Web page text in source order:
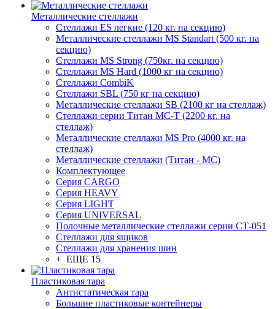
Металлические стеллажи
Стеллажи ES легкие (120 кг. на секцию)
Металлические стеллажи MS Standart (500 кг. на
секцию)
Стеллажи MS Strong (750кг. на секцию)
Стеллажи MS Hard (1000 кг на секцию)
Стеллажи CombiK
Стеллажи SBL (750 кг на секцию)
Металлические стеллажи SB (2100 кг на стеллаж)
Стеллажи серии Титан МС-Т (2200 кг. на
стеллаж)
Металлические стеллажи MS Pro (4000 кг. на
стеллаж)
Металлические стеллажи (Титан - МС)
Комплектующее
Серия CARGO
Серия HEAVY
Серия LIGHT
Серия UNIVERSAL
Полочные металлические стеллажи серии СТ-051
Стеллажи для ящиков
Стеллажи для хранения шин
+ ЕЩЕ 15
Пластиковая тара
Антистатическая тара
Большие пластиковые контейнеры